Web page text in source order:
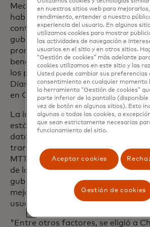
Mediante este tipo de proyectos de
habilitación de pagos abiertos sin
contacto en el transporte
gubernamental de Chile, estamos
promoviendo la inclusión financiera
beneficio de los usuarios,
los pagos en su día a día", explicó
Días, Country Manager de
en Chile y Cluster de Chile, Perú y
La implementación del modelo con
estándar EMV (tecnología que
datos digitales dinámicos en cada
transacción) nació de la iniciativa
MTT, el cual trabaja en la
de los sistemas de pago del
gubernamental en regiones, para
mejorar la calidad de vida de sus
usuarios.
"Entre otros factores, se eligió a
en nuestros sitios web para
rendimiento, entender a nuestro
experiencia del usuario. En algunos
utilizamos cookies para mostrar
las actividades de navegación e
usuarios en el sitio y en otros sitios.
“Gestión de cookies” más adelante
cookies utilizamos en este sitio y las
Usted puede cambiar sus preferencias
consentimiento en cualquier momento
la herramienta “Gestión de cookies”
parte inferior de la pantalla (disponible
vez de botón en algunos sitios). Esto
algunas o todas las cookies, a
que sean estrictamente necesarias
funcionamiento del sitio.
Aceptar cookies
Gestión de cookies